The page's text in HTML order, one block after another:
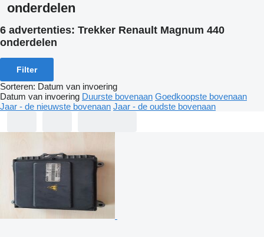
onderdelen
6 advertenties: Trekker Renault Magnum 440
onderdelen
Filter
Sorteren: Datum van invoering
Datum van invoering Duurste bovenaan Goedkoopste bovenaan
Jaar - de nieuwste bovenaan Jaar - de oudste bovenaan